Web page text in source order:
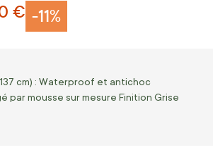
-11%
€
cm) : Waterproof et antichoc
par mousse sur mesure Finition Grise